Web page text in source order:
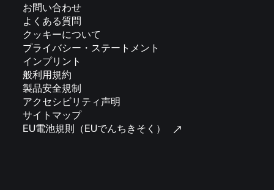
お問い合わせ
よくある質問
クッキーについて
プライバシー・ステートメント
インプリント
般利用規約
製品安全規制
アクセシビリティ声明
サイトマップ
EU電池規則（EUでんちきそく）